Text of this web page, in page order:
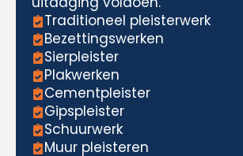
Traditioneel pleisterwerk
Bezettingswerken
Sierpleister
Plakwerken
Cementpleister
Gipspleister
Schuurwerk
Muur pleisteren